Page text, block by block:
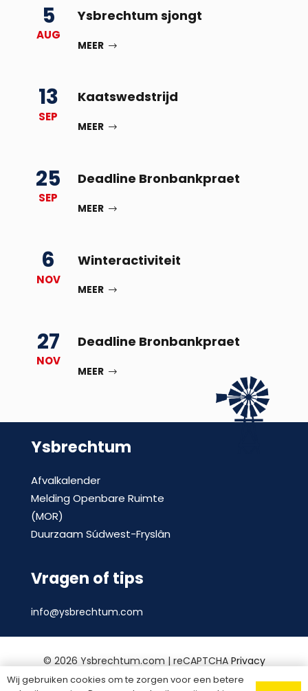
5
AUG
Ysbrechtum sjongt
MEER
13
SEP
Kaatswedstrijd
MEER
25
SEP
Deadline Bronbankpraet
MEER
6
NOV
Winteractiviteit
MEER
27
NOV
Deadline Bronbankpraet
MEER
Ysbrechtum
Afvalkalender
Melding Openbare Ruimte
(MOR)
Duurzaam Súdwest-Fryslân
Vragen of tips
info@ysbrechtum.com
© 2026 Ysbrechtum.com | reCAPTCHA Privacy
Policyenvoorwaarden|Privacy statement |
Wij gebruiken cookies om te zorgen voor een betere